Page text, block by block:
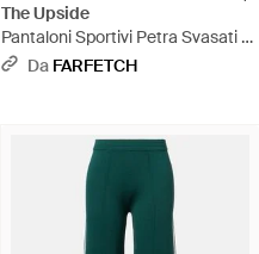
The Upside
Pantaloni Sportivi Petra Svasati -
ViolaDa FARFETCH